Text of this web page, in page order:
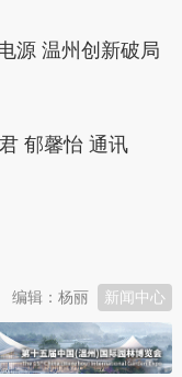
源 温州创新破局
郁馨怡 通讯
新闻中心
编辑：杨丽